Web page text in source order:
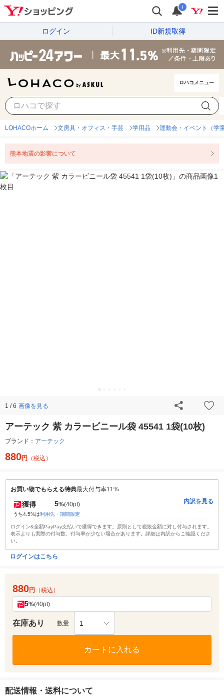
i
ログイン ID新規取得
ロハコメニュー
LOHACOホーム 文房具・オフィス・手芸 学用品 運動会・イベント（学
熊本地震の影響について
1 / 6 画像を見る
アーテック 紫 カラービニール袋 45541 1袋(10枚)
ブランド： アーテック
880円 （税込）
お買い物でもらえる特典最大付与率11%
獲得 5%(40pt)
うち4.5%は利用先・期間限定
内訳を見る
ログイン&全額PayPay支払いで獲得できます。原則として税抜金額に対し付与されます。
表示よりも実際の付与数、付与率が少ない場合があります。詳細は内訳からご確認くださ
い。
ログインはこちら
880円 （税込）
5%(40pt)
在庫あり 数量 1
カートに入れる
配送情報・送料について